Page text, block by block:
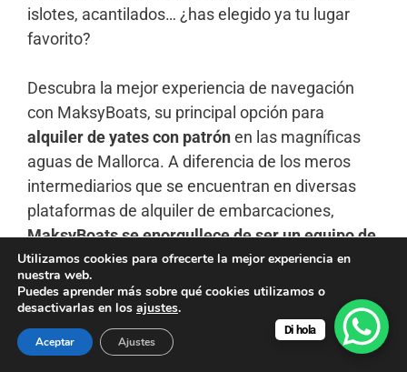
islotes, acantilados… ¿has elegido ya tu lugar
favorito?
Descubra la mejor experiencia de navegación
con MaksyBoats, su principal opción para
alquiler de yates con patrónen las magníficas
aguas de Mallorca. A diferencia de los meros
intermediarios que se encuentran en diversas
plataformas de alquiler de embarcaciones,
MaksyBoats se enorgullece de ser un equipo de
personas reales que viven y trabajan en la isla.
con un amplio conocimiento y experiencia local.
Esta posición única nos permite ofrecer tarifas
superiores y adaptar cada aventura de
navegación a las preferencias de nuestros
Di hola
Utilizamos cookies para ofrecerte la mejor experiencia en
nuestra web.
Puedes aprender más sobre qué cookies utilizamos o
desactivarlas en los ajustes.
Aceptar Ajustes